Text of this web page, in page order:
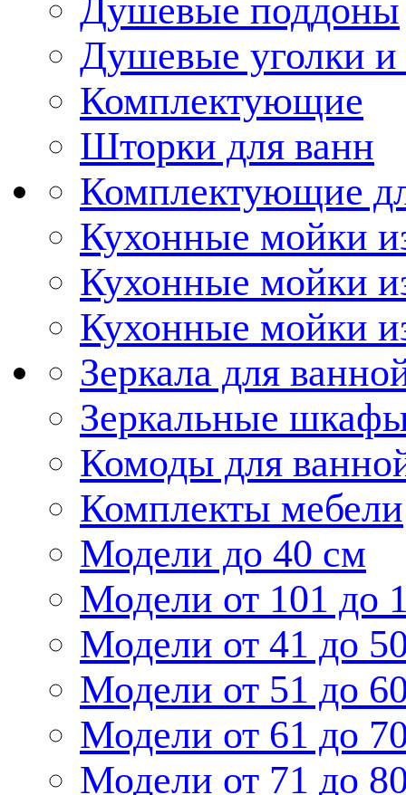
Душевые поддоны
Душевые уголки и
Комплектующие
Шторки для ванн
Комплектующие
Кухонные мойки
Кухонные мойки
Кухонные мойки
Зеркала для
Зеркальные
Комоды для
Комплекты мебели
Модели до 40 см
Модели от 101 до
Модели от 41 до
Модели от 51 до
Модели от 61 до
Модели от 71 до